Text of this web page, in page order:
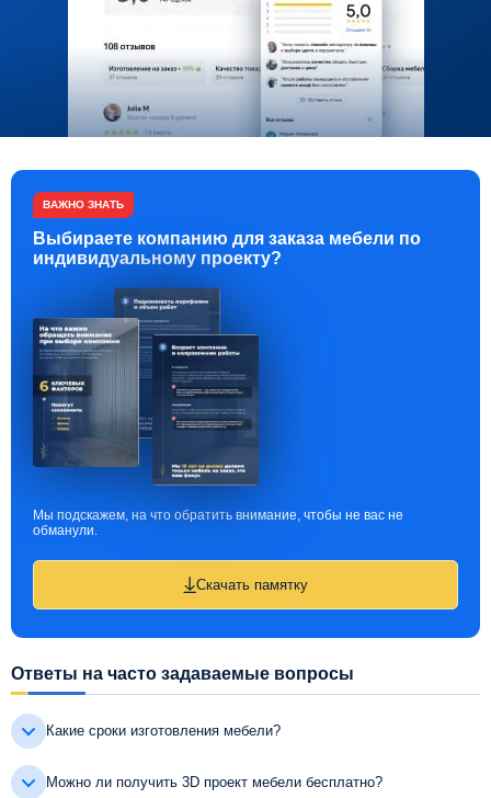
ВАЖНО ЗНАТЬ
Выбираете компанию для заказа мебели по
индивидуальному проекту?
Мы подскажем, на что обратить внимание, чтобы не вас не
обманули.
Скачать памятку
Ответы на часто задаваемые вопросы
Какие сроки изготовления мебели?
Можно ли получить 3D проект мебели бесплатно?